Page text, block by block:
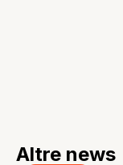
Altre news